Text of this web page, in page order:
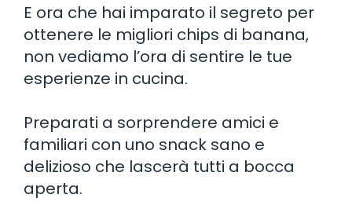
E ora che hai imparato il segreto per
ottenere le migliori chips di banana,
non vediamo l’ora di sentire le tue
esperienze in cucina.
Preparati a sorprendere amici e
familiari con uno snack sano e
delizioso che lascerà tutti a bocca
aperta.